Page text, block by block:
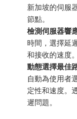
新加坡的伺服
節點。
檢測伺服器響
時間，選擇延
和接收的速度。
動態選擇最佳
自動為使用者
定性和速度。
遲問題。